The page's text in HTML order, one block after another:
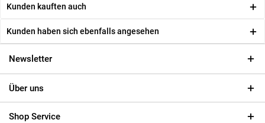
Kunden kauften auch
Kunden haben sich ebenfalls angesehen
Newsletter
Über uns
Shop Service